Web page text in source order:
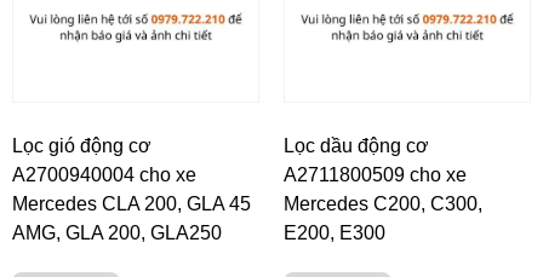
Lọc gió động cơ
A2700940004 cho xe
Mercedes CLA 200, GLA 45
AMG, GLA 200, GLA250
Lọc dầu động cơ
A2711800509 cho xe
Mercedes C200, C300,
E200, E300